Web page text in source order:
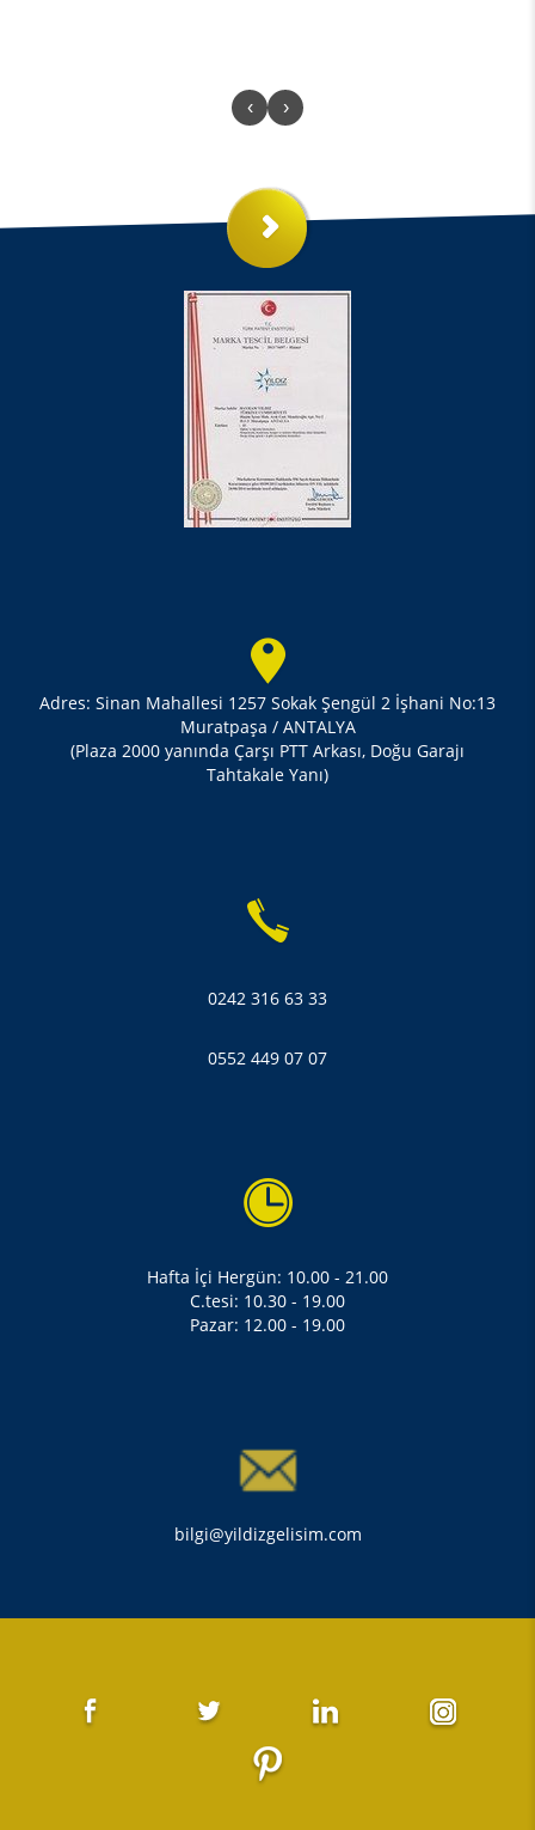
‹ ›
Adres: Sinan Mahallesi 1257 Sokak Şengül 2 İşhani No:13
Muratpaşa / ANTALYA
(Plaza 2000 yanında Çarşı PTT Arkası, Doğu Garajı
Tahtakale Yanı)
0242 316 63 33
0552 449 07 07
Hafta İçi Hergün: 10.00 - 21.00
C.tesi: 10.30 - 19.00
Pazar: 12.00 - 19.00
bilgi@yildizgelisim.com